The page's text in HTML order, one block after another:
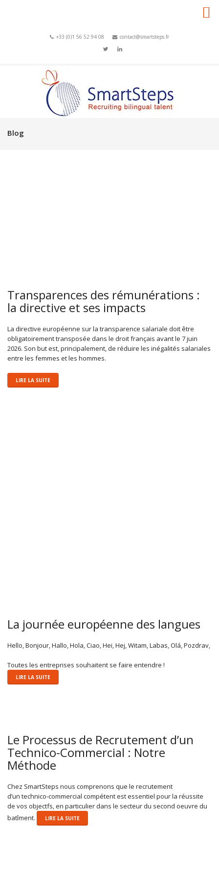
+33 (0)1 56 52 94 08 contact@smartsteps.fr
Blog
Transparences des rémunérations :
la directive et ses impacts
La directive européenne sur la transparence salariale doit être
obligatoirement transposée dans le droit français avant le 7 juin
2026. Son but est, principalement, de réduire les inégalités salariales
entre les femmes et les hommes.
LIRE LA SUITE
La journée européenne des langues
Hello, Bonjour, Hallo, Hola, Ciao, Hei, Hej, Witam, Labas, Olá, Pozdrav,
Toutes les entreprises souhaitent se faire entendre !
LIRE LA SUITE
Le Processus de Recrutement d’un
Technico-Commercial : Notre
Méthode
Chez SmartSteps nous comprenons que le recrutement
d’un technico-commercial compétent est essentiel pour la réussite
de vos objectfs, en particulier dans le secteur du second oeuvre du
batîment.
LIRE LA SUITE